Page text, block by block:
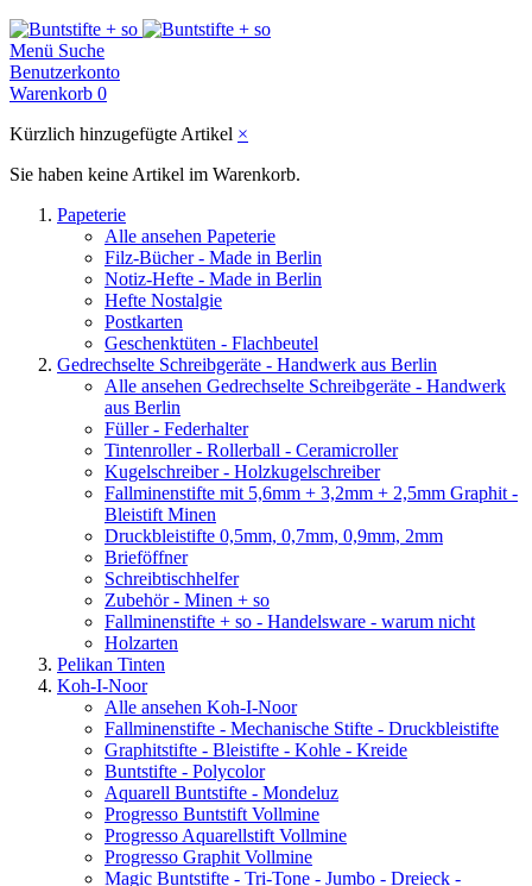
Menü Suche
Benutzerkonto
Warenkorb 0
Kürzlich hinzugefügte Artikel ×
Sie haben keine Artikel im Warenkorb.
Papeterie
Alle ansehen Papeterie
Filz-Bücher - Made in Berlin
Notiz-Hefte - Made in Berlin
Hefte Nostalgie
Postkarten
Geschenktüten - Flachbeutel
Gedrechselte Schreibgeräte - Handwerk aus Berlin
Alle ansehen Gedrechselte Schreibgeräte - Handwerk
aus Berlin
Füller - Federhalter
Tintenroller - Rollerball - Ceramicroller
Kugelschreiber - Holzkugelschreiber
Fallminenstifte mit 5,6mm + 3,2mm + 2,5mm Graphit -
Bleistift Minen
Druckbleistifte 0,5mm, 0,7mm, 0,9mm, 2mm
Brieföffner
Schreibtischhelfer
Zubehör - Minen + so
Fallminenstifte + so - Handelsware - warum nicht
Holzarten
Pelikan Tinten
Koh-I-Noor
Alle ansehen Koh-I-Noor
Fallminenstifte - Mechanische Stifte - Druckbleistifte
Graphitstifte - Bleistifte - Kohle - Kreide
Buntstifte - Polycolor
Aquarell Buntstifte - Mondeluz
Progresso Buntstift Vollmine
Progresso Aquarellstift Vollmine
Progresso Graphit Vollmine
Magic Buntstifte - Tri-Tone - Jumbo - Dreieck -